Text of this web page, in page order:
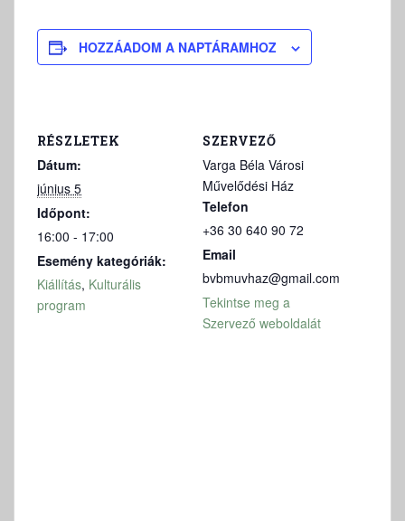
HOZZÁADOM A NAPTÁRAMHOZ
RÉSZLETEK
Dátum:
június 5
Időpont:
16:00 - 17:00
Esemény kategóriák:
Kiállítás, Kulturális
program
SZERVEZŐ
Varga Béla Városi
Művelődési Ház
Telefon
+36 30 640 90 72
Email
bvbmuvhaz@gmail.com
Tekintse meg a
Szervező weboldalát